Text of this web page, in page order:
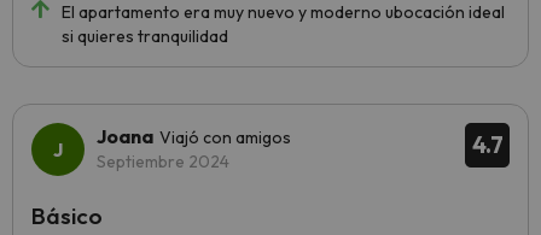
El apartamento era muy nuevo y moderno ubocación ideal
si quieres tranquilidad
4.7
Joana Viajó con amigos
Septiembre 2024
Básico